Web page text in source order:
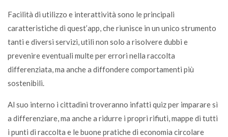
Facilità di utilizzo e interattività sono le principali
caratteristiche di quest’app, che riunisce in un unico strumento
tanti e diversi servizi, utili non solo a risolvere dubbi e
prevenire eventuali multe per errori nella raccolta
differenziata, ma anche a diffondere comportamenti più
sostenibili.
Al suo interno i cittadini troveranno infatti quiz per imparare sì
a differenziare, ma anche a ridurre i propri rifiuti, mappe di tutti
i punti di raccolta e le buone pratiche di economia circolare